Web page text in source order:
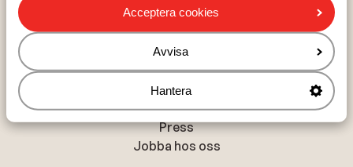
Acceptera cookies
Avvisa
Hantera
Om Sunweb
Om Sunweb
Hållbar semester
Tillgänglighetsdirektiv
Press
Jobba hos oss